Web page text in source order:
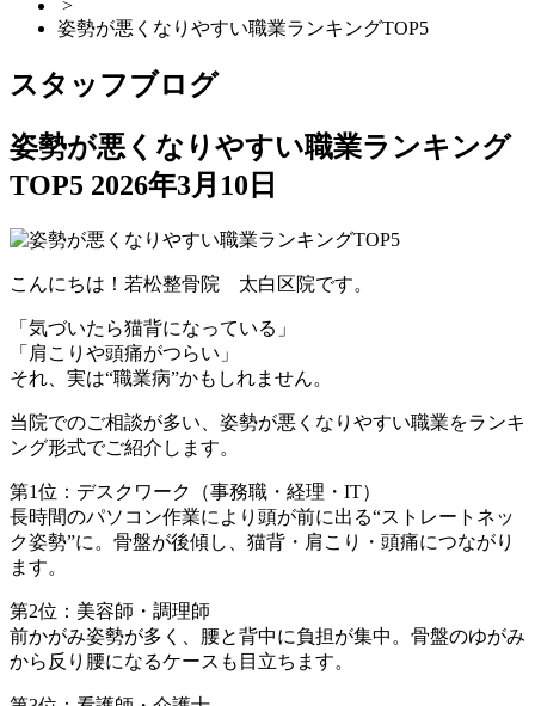
>
姿勢が悪くなりやすい職業ランキングTOP5
スタッフブログ
姿勢が悪くなりやすい職業ランキング
TOP5 2026年3月10日
こんにちは！若松整骨院 太白区院です。
「気づいたら猫背になっている」
「肩こりや頭痛がつらい」
それ、実は“職業病”かもしれません。
当院でのご相談が多い、姿勢が悪くなりやすい職業をランキ
ング形式でご紹介します。
第1位：デスクワーク（事務職・経理・IT）
長時間のパソコン作業により頭が前に出る“ストレートネッ
ク姿勢”に。骨盤が後傾し、猫背・肩こり・頭痛につながり
ます。
第2位：美容師・調理師
前かがみ姿勢が多く、腰と背中に負担が集中。骨盤のゆがみ
から反り腰になるケースも目立ちます。